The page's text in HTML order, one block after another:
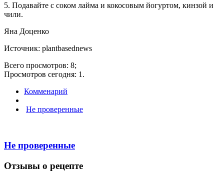
5. Подавайте с соком лайма и кокосовым йогуртом, кинзой и
чили.
Яна Доценко
Источник: plantbasednews
Всего просмотров: 8;
Просмотров сегодня: 1.
Комменарий
Не проверенные
Не проверенные
Отзывы о рецепте